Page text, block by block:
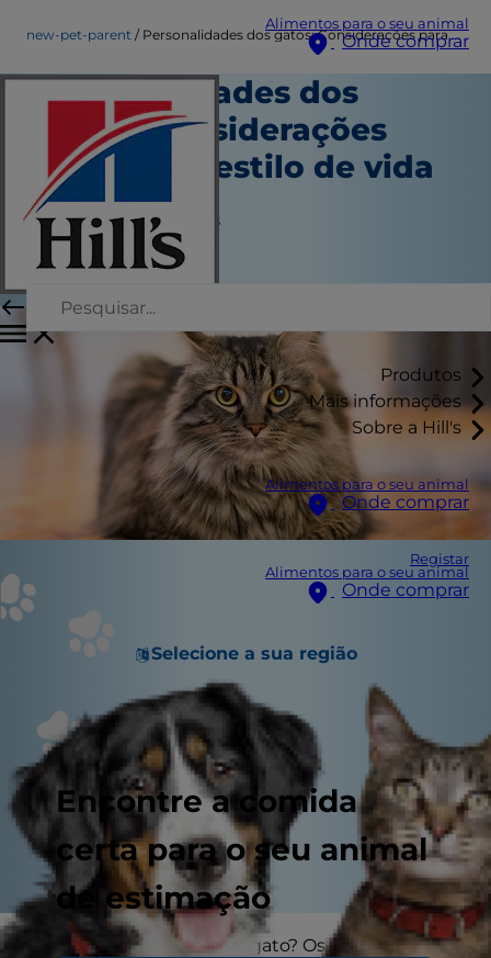
Alimentos para o seu animal
Onde comprar
Produtos
Mais informações
Sobre a Hill's
Alimentos para o seu animal
Onde comprar
Registar
Alimentos para o seu animal
Onde comprar
Selecione a sua região
Encontre a comida
certa para o seu animal
de estimação
new-pet-parent Personalidades dos gatos: Considerações para o seu estilo de vida
Personalidades dos
gatos: Considerações
para o seu estilo de vida
Novo tutor
Jean Marie Bauhaus
Agosto 08, 2016
Está a pensar adotar um gato? Os gatos tendem